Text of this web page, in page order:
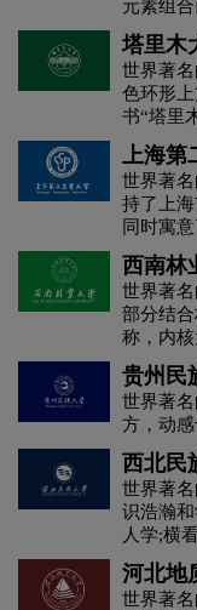
C字母酒店logo设计
杜松子酒logo设计
地铁logo设计 电
D字母酒店logo设计
服装logo设计 服
护肤品logo设计
G字母汉字酒店
航空logo设计 化
H字母汉字酒店
黄绿色logo设计
元素组
体、海
绕国家“
建设高
风貌。
塔里木
世界著
色环形
书“塔里
校之初
“1958”
上海第
世界著
持了上
同时寓
有更好
西南林
世界著
部分结
称，内
共同构
主干、
分云状
域特征
深厚的
绿色，
贵州民
世界著
方，动感
西北民
世界著
识浩瀚
人学;横
限延伸
上、追
河北地
世界著